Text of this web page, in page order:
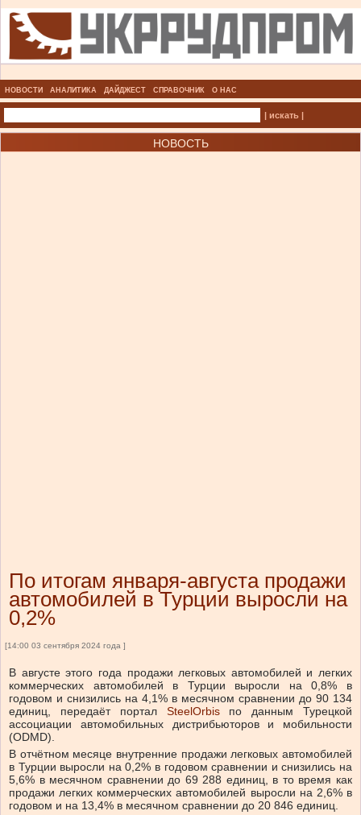
НОВОСТИ АНАЛИТИКА ДАЙДЖЕСТ СПРАВОЧНИК О НАС
| искать |
НОВОСТЬ
По итогам января-августа продажи
автомобилей в Турции выросли на
0,2%
[14:00 03 сентября 2024 года ]
В августе этого года продажи легковых автомобилей и легких
коммерческих автомобилей в Турции выросли на 0,8% в
годовом и снизились на 4,1% в месячном сравнении до 90 134
единиц, передаёт портал SteelOrbis по данным Турецкой
ассоциации автомобильных дистрибьюторов и мобильности
(ODMD).
В отчётном месяце внутренние продажи легковых автомобилей
в Турции выросли на 0,2% в годовом сравнении и снизились на
5,6% в месячном сравнении до 69 288 единиц, в то время как
продажи легких коммерческих автомобилей выросли на 2,6% в
годовом и на 13,4% в месячном сравнении до 20 846 единиц.